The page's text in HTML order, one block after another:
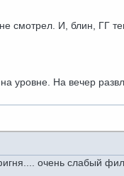
смотрел. И, блин, ГГ
уровне. На вечер
очень слабый